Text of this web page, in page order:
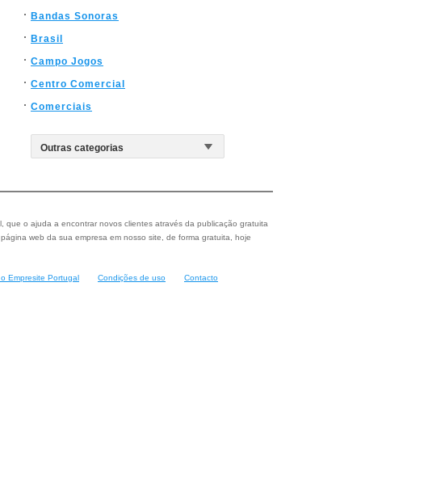
Bandas Sonoras
Brasil
Campo Jogos
Centro Comercial
Comerciais
que o ajuda a encontrar novos clientes através da publicação gratuita
web da sua empresa em nosso site, de forma gratuita, hoje
Empresite Portugal Condições de uso Contacto